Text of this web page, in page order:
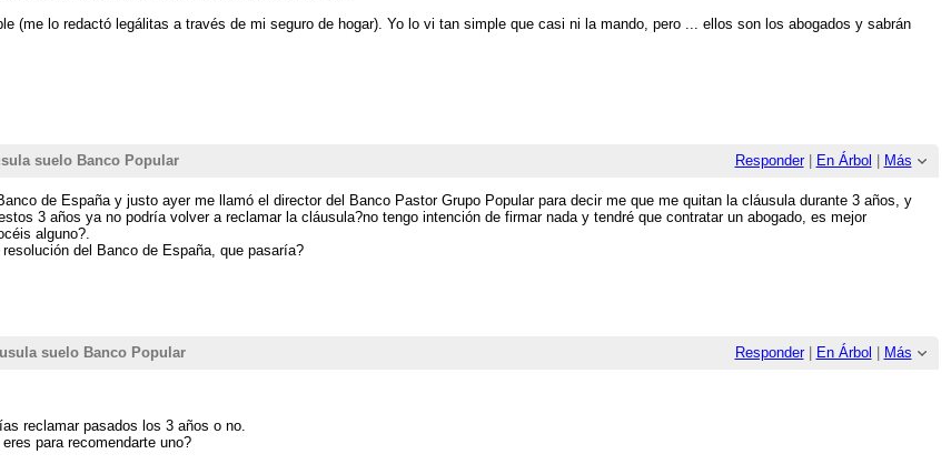
(me lo redactó legálitas a través de mi seguro de hogar). Yo lo vi tan simple que casi ni la mando, pero ... ellos son los abogados y sabrán
Responder| En Árbol Más
suelo Banco Popular
de España y justo ayer me llamó el director del Banco Pastor Grupo Popular para decir me que me quitan la cláusula durante 3 años, y
3 años ya no podría volver a reclamar la cláusula?no tengo intención de firmar nada y tendré que contratar un abogado, es mejor
alguno?.
del Banco de España, que pasaría?
Responder| En Árbol Más
suelo Banco Popular
reclamar pasados los 3 años o no.
para recomendarte uno?